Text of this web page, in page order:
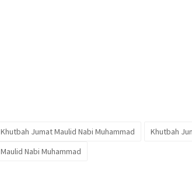
Khutbah Jumat Maulid Nabi Muhammad
Khutbah
Maulid Nabi Muhammad